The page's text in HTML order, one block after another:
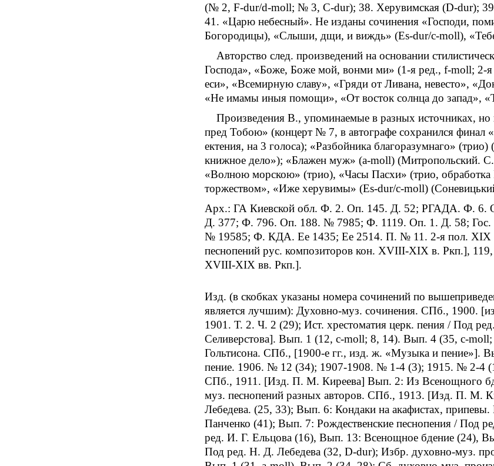
(№ 2, F-dur/d-moll; № 3, C-dur); 38. Херувимская (D-dur); 39.
41. «Царю небесный». Не изданы сочинения «Господи,
Богородицы), «Слыши, дщи, и виждь» (Es-dur/c-moll),
Авторство след. произведений на основании
Господа», «Боже, Боже мой, вонми ми» (1-я ред., f-moll; 2-
еси», «Всемирную славу», «Гряди от Ливана, невесто»,
«Не имамы иныя помощи», «От восток солнца до запад»,
Произведения В., упоминаемые в разных источниках,
пред Тобою» (концерт № 7, в автографе сохранился
ектения, на 3 голоса); «Разбойника благоразумнаго»
книжное дело»); «Блажен муж» (a-moll) (Митропольский.
«Волною морскою» (трио), «Часы Пасхи» (трио, обработка
торжеством», «Иже херувимы» (Es-dur/c-moll)
Арх.: ГА Киевской обл. Ф. 2. Оп. 145. Д. 52; РГАДА. Ф.
Д. 377; Ф. 796. Оп. 188. № 7985; Ф. 1119. Оп. 1. Д. 58;
№ 19585; Ф. КДА. Ee 1435; Ее 2514. П. № 11. 2-я пол.
песнопений рус. композиторов кон. XVIII-XIX в. Ркп.],
XVIII-XIX вв. Ркп.].
Изд. (в скобках указаны номера сочинений по
является лучшим): Духовно-муз. сочинения. СПб., 1900.
1901. Т. 2. Ч. 2 (29); Ист. хрестоматия церк. пения / Под
Селиверстова]. Вып. 1 (12, c-moll; 8, 14). Вып. 4 (35, с-
Гольтисона. СПб., [1900-е гг., изд. ж. «Музыка и
пение. 1906. № 12 (34); 1907-1908. № 1-4 (3); 1915. № 2-4
СПб., 1911. [Изд. П. М. Киреева] Вып. 2: Из Всенощного
муз. песнопений разных авторов. СПб., 1913. [Изд. П. М.
Лебедева. (25, 33); Вып. 6: Кондаки на акафистах,
Панченко (41); Вып. 7: Рождественские песнопения / Под
ред. И. Г. Ельцова (16), Вып. 13: Всенощное бдение (24),
Под ред. Н. Д. Лебедева (32, D-dur); Избр. духовно-муз.